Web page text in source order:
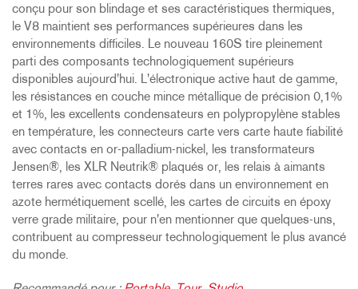
conçu pour son blindage et ses caractéristiques thermiques,
le V8 maintient ses performances supérieures dans les
environnements difficiles. Le nouveau 160S tire pleinement
parti des composants technologiquement supérieurs
disponibles aujourd'hui. L'électronique active haut de gamme,
les résistances en couche mince métallique de précision 0,1%
et 1%, les excellents condensateurs en polypropylène stables
en température, les connecteurs carte vers carte haute fiabilité
avec contacts en or-palladium-nickel, les transformateurs
Jensen®, les XLR Neutrik® plaqués or, les relais à aimants
terres rares avec contacts dorés dans un environnement en
azote hermétiquement scellé, les cartes de circuits en époxy
verre grade militaire, pour n'en mentionner que quelques-uns,
contribuent au compresseur technologiquement le plus avancé
du monde.